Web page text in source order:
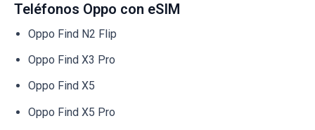
Teléfonos Oppo con eSIM
Oppo Find N2 Flip
Oppo Find X3 Pro
Oppo Find X5
Oppo Find X5 Pro